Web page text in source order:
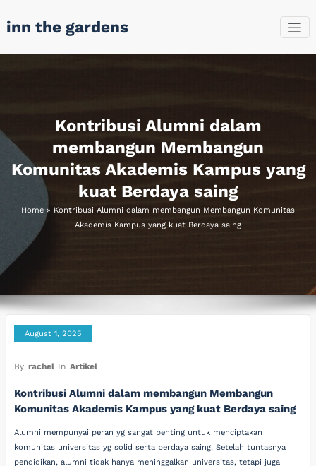
toinn the gardens
Kontribusi Alumni dalam
membangun Membangun
Komunitas Akademis Kampus yang
kuat Berdaya saing
Home » Kontribusi Alumni dalam membangun Membangun Komunitas
Akademis Kampus yang kuat Berdaya saing
August 1, 2025
By rachel In Artikel
Kontribusi Alumni dalam membangun Membangun
Komunitas Akademis Kampus yang kuat Berdaya saing
Alumni mempunyai peran yg sangat penting untuk menciptakan
komunitas universitas yg solid serta berdaya saing. Setelah tuntasnya
pendidikan, alumni tidak hanya meninggalkan universitas, tetapi juga